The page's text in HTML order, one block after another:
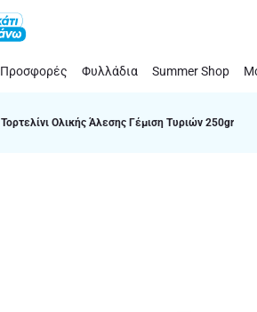
Προσφορές Φυλλάδια Summer Shop
Τορτελίνι Ολικής Άλεσης Γέμιση Τυριών 250gr